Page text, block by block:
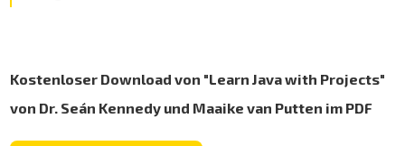
Kostenloser Download von "Learn Java with Projects"
von Dr. Seán Kennedy und Maaike van Putten im PDF